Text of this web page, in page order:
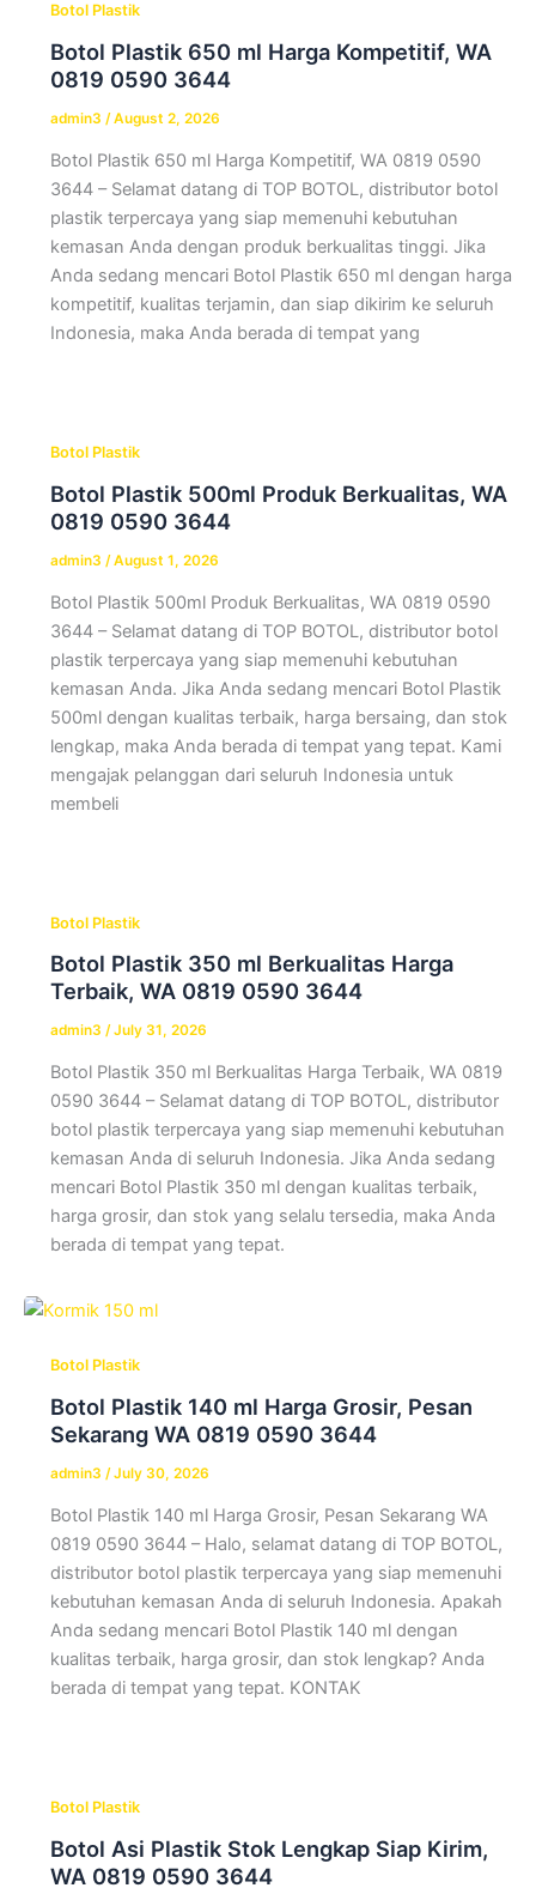
Botol Plastik
Botol Plastik 650 ml Harga Kompetitif, WA
0819 0590 3644
admin3 /August 2, 2026
Botol Plastik 650 ml Harga Kompetitif, WA 0819 0590
3644 – Selamat datang di TOP BOTOL, distributor botol
plastik terpercaya yang siap memenuhi kebutuhan
kemasan Anda dengan produk berkualitas tinggi. Jika
Anda sedang mencari Botol Plastik 650 ml dengan harga
kompetitif, kualitas terjamin, dan siap dikirim ke seluruh
Indonesia, maka Anda berada di tempat yang
Botol Plastik
Botol Plastik 500ml Produk Berkualitas, WA
0819 0590 3644
admin3 /August 1, 2026
Botol Plastik 500ml Produk Berkualitas, WA 0819 0590
3644 – Selamat datang di TOP BOTOL, distributor botol
plastik terpercaya yang siap memenuhi kebutuhan
kemasan Anda. Jika Anda sedang mencari Botol Plastik
500ml dengan kualitas terbaik, harga bersaing, dan stok
lengkap, maka Anda berada di tempat yang tepat. Kami
mengajak pelanggan dari seluruh Indonesia untuk
membeli
Botol Plastik
Botol Plastik 350 ml Berkualitas Harga
Terbaik, WA 0819 0590 3644
admin3 /July 31, 2026
Botol Plastik 350 ml Berkualitas Harga Terbaik, WA 0819
0590 3644 – Selamat datang di TOP BOTOL, distributor
botol plastik terpercaya yang siap memenuhi kebutuhan
kemasan Anda di seluruh Indonesia. Jika Anda sedang
mencari Botol Plastik 350 ml dengan kualitas terbaik,
harga grosir, dan stok yang selalu tersedia, maka Anda
berada di tempat yang tepat.
Botol Plastik
Botol Plastik 140 ml Harga Grosir, Pesan
Sekarang WA 0819 0590 3644
admin3 /July 30, 2026
Botol Plastik 140 ml Harga Grosir, Pesan Sekarang WA
0819 0590 3644 – Halo, selamat datang di TOP BOTOL,
distributor botol plastik terpercaya yang siap memenuhi
kebutuhan kemasan Anda di seluruh Indonesia. Apakah
Anda sedang mencari Botol Plastik 140 ml dengan
kualitas terbaik, harga grosir, dan stok lengkap? Anda
berada di tempat yang tepat. KONTAK
Botol Plastik
Botol Asi Plastik Stok Lengkap Siap Kirim,
WA 0819 0590 3644